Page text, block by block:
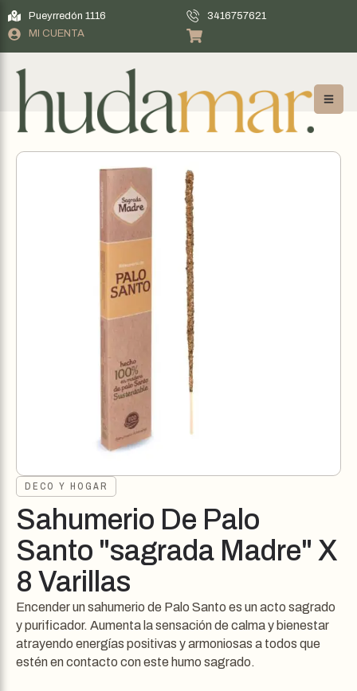
Pueyrredón 1116
3416757621
MI CUENTA
DECO Y HOGAR
Sahumerio De Palo
Santo "sagrada Madre" X
8 Varillas
Encender un sahumerio de Palo Santo es un acto sagrado
y purificador. Aumenta la sensación de calma y bienestar
atrayendo energías positivas y armoniosas a todos que
estén en contacto con este humo sagrado.